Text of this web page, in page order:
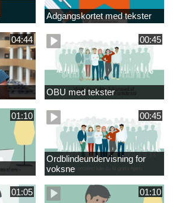
Adgangskortet med tekster
04:44 00:45
OBU med tekster
01:10 00:45
Ordblindeundervisning for
voksne
01:05 01:10